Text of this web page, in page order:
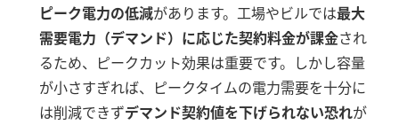
ピーク電力の低減があります。工場やビルでは最大
需要電力（デマンド）に応じた契約料金が課金され
るため、ピークカット効果は重要です。しかし容量
が小さすぎれば、ピークタイムの電力需要を十分に
は削減できずデマンド契約値を下げられない恐れが